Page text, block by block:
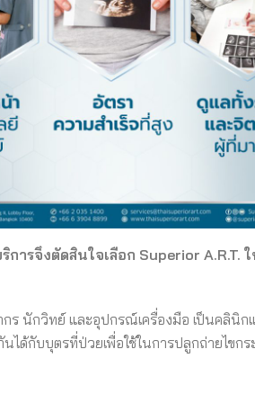
ารจึงตัดสินใจเลือก Superior A.R.T.
ร นักวิทย์ และอุปกรณ์เครื่องมือ เป็นคลินิ
ได้กับบุตรที่ป่วยเพื่อใช้ในการปลูกถ่ายไข